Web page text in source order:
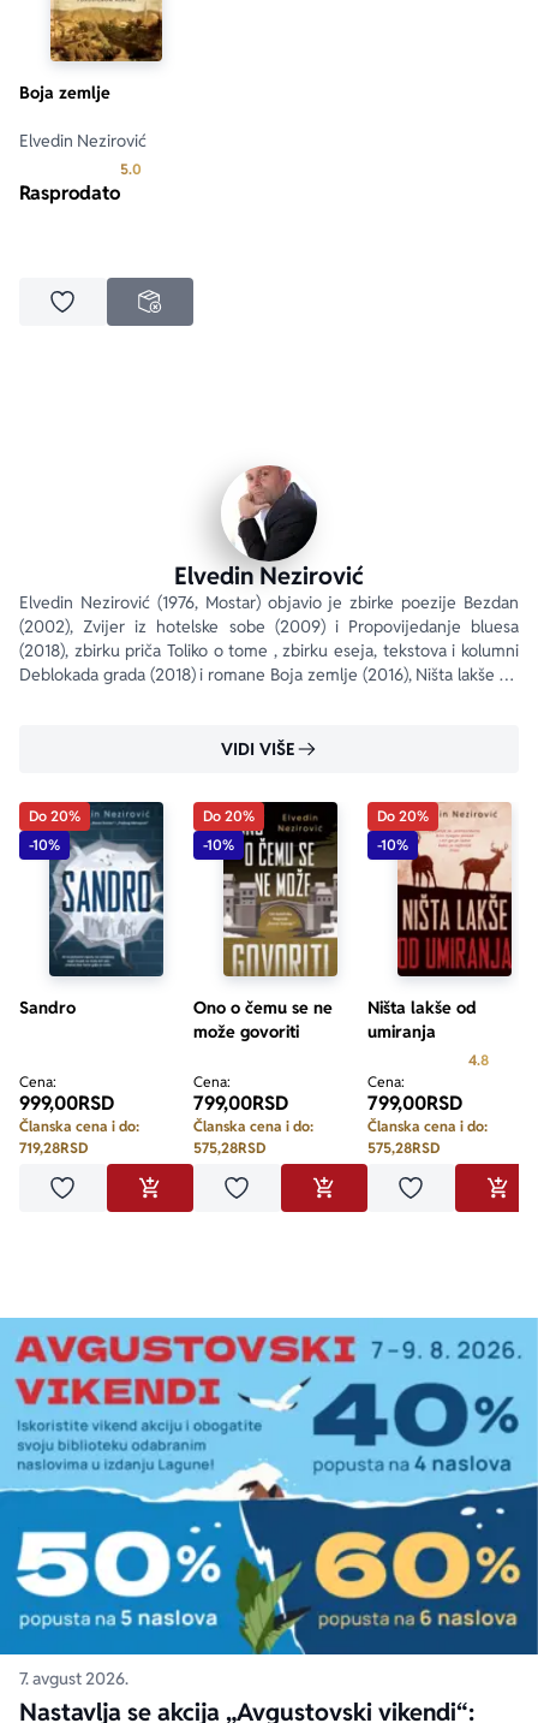
Boja zemlje
Elvedin Nezirović
5.0
Rasprodato
Dodaj u omiljeneNEDOSTUPNO
Elvedin Nezirović
Elvedin Nezirović (1976, Mostar) objavio je zbirke poezije Bezdan
(2002), Zvijer iz hotelske sobe (2009) i Propovijedanje bluesa
(2018), zbirku priča Toliko o tome , zbirku eseja, tekstova i kolumni
Deblokada grada (2018) i romane Boja zemlje (2016), Ništa lakše od
VIDI VIŠE
Do 20%
-10%
Sandro
Cena:
999,00RSD
Članska cena i do:
719,28RSD
Dodaj u omiljeneDODAJ U KORPU
Do 20%
-10%
Ono o čemu se ne
može govoriti
Cena:
799,00RSD
Članska cena i do:
575,28RSD
Dodaj u omiljeneDODAJ U KORPU
Do 20%
-10%
Ništa lakše od
umiranja
4.8
Cena:
799,00RSD
Članska cena i do:
575,28RSD
Dodaj u
7. avgust 2026.
Nastavlja se akcija „Avgustovski vikendi“: